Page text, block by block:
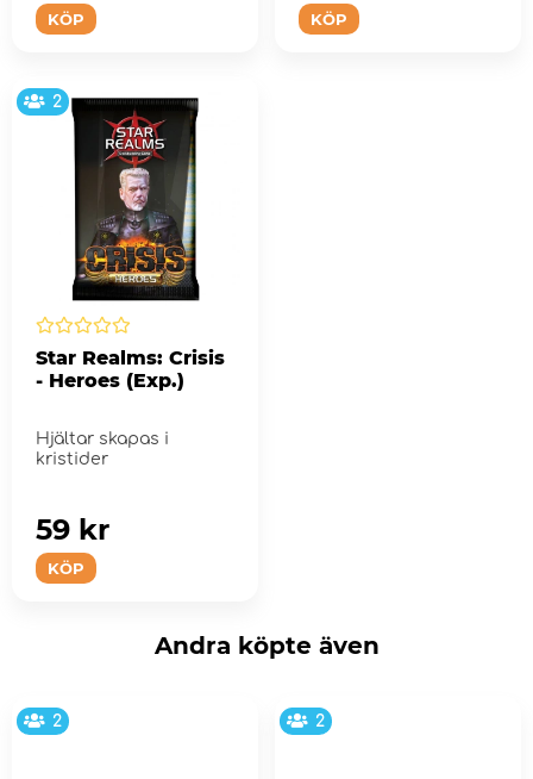
KÖP KÖP
2
Star Realms: Crisis
- Heroes (Exp.)
Hjältar skapas i
kristider
KÖP
59 kr
Andra köpte även
2 2